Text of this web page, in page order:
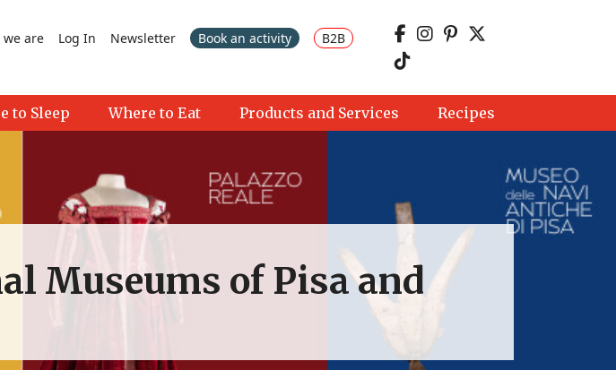
we are Log In Newsletter Book an activity B2B
to Sleep Where to Eat Products and Services Recipes
Museums of Pisa and